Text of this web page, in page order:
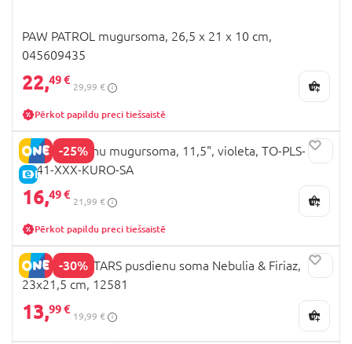
PAW PATROL mugursoma, 26,5 x 21 x 10 cm,
045609435
22,49 €
29,99 €
Pērkot papildu preci tiešsaistē
-25%
E-CENA
KUROMI bērnu mugursoma, 11,5", violeta, TO-PLS-
4141-XXX-KURO-SA
16,49 €
21,99 €
Pērkot papildu preci tiešsaistē
-30%
NEBULOUS STARS pusdienu soma Nebulia & Firiaz,
23x21,5 cm, 12581
13,99 €
19,99 €